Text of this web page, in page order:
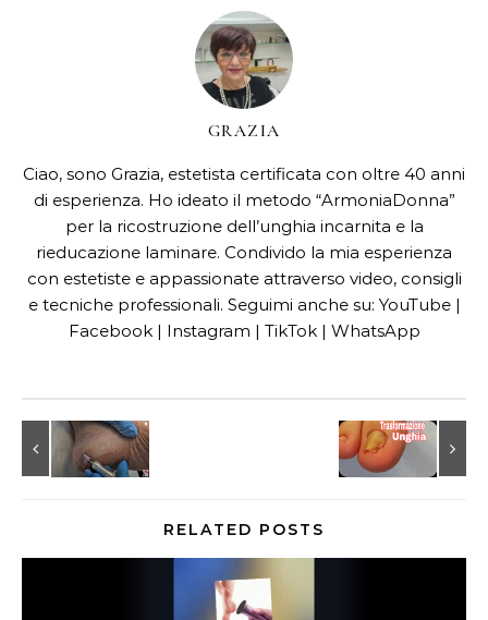
GRAZIA
Ciao, sono Grazia, estetista certificata con oltre 40 anni
di esperienza. Ho ideato il metodo “ArmoniaDonna”
per la ricostruzione dell’unghia incarnita e la
rieducazione laminare. Condivido la mia esperienza
con estetiste e appassionate attraverso video, consigli
e tecniche professionali. Seguimi anche su: YouTube |
Facebook | Instagram | TikTok | WhatsApp
RELATED POSTS